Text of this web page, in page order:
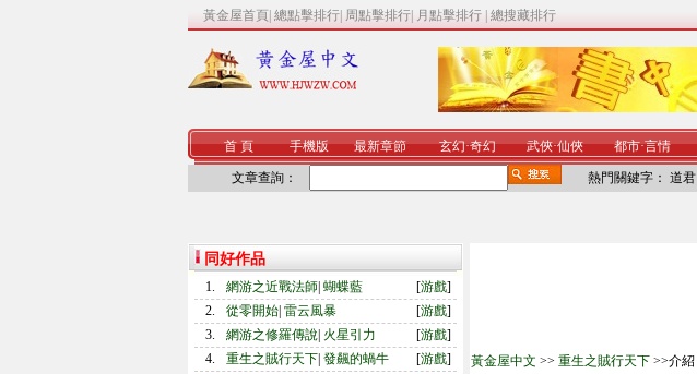
黃金屋首頁 總點擊排行 周點擊排行 月點擊排行 總搜藏排行
首 頁 手機版 最新章節 玄幻·奇幻 武俠·仙俠 都市·言情
文章查詢： 熱門關鍵字： 道君
同好作品
1. 網游之近戰法師 蝴蝶藍 [游戲]
2.
從零開始 雷云風暴 [游戲]
3.
網游之修羅傳說 火星引力 [游戲]
4.
重生之賊行天下 發飆的蝸牛 [游戲]
黃金屋中文 >> 重生之賊行天下 >>介紹